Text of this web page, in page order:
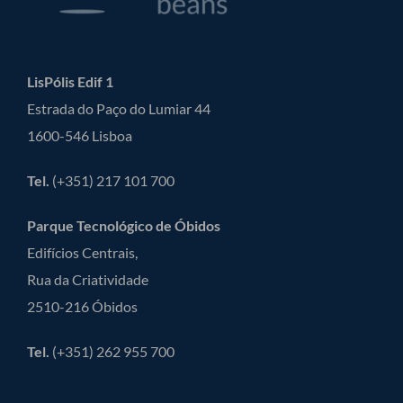
LisPólis Edif 1
Estrada do Paço do Lumiar 44
1600-546 Lisboa
Tel. (+351) 217 101 700
Parque Tecnológico de Óbidos
Edifícios Centrais,
Rua da Criatividade
2510-216 Óbidos
Tel. (+351) 262 955 700